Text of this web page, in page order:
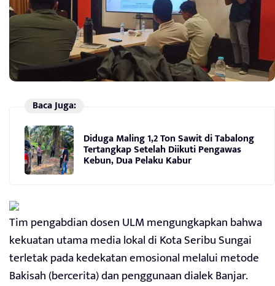
Baca Juga:
Diduga Maling 1,2 Ton Sawit di Tabalong
Tertangkap Setelah Diikuti Pengawas
Kebun, Dua Pelaku Kabur
Tim pengabdian dosen ULM mengungkapkan bahwa
kekuatan utama media lokal di Kota Seribu Sungai
terletak pada kedekatan emosional melalui metode
Bakisah (bercerita) dan penggunaan dialek Banjar.